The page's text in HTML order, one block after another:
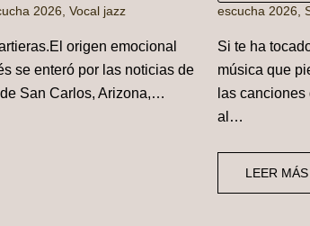
2026 Vocal jazz
origen emocional
se enteró por las noticias de
San Carlos, Arizona,…
escucha 2026
Si te ha
música que
las
al…
LEER